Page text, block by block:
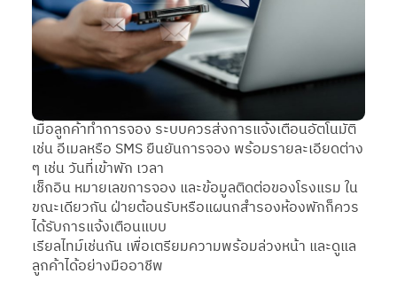
เมื่อลูกค้าทำการจอง ระบบควรส่งการแจ้งเตือนอัตโนมัติ
เช่น อีเมลหรือ SMS ยืนยันการจอง พร้อมรายละเอียดต่าง
ๆ เช่น วันที่เข้าพัก เวลา
เช็กอิน หมายเลขการจอง และข้อมูลติดต่อของโรงแรม ใน
ขณะเดียวกัน ฝ่ายต้อนรับหรือแผนกสำรองห้องพักก็ควร
ได้รับการแจ้งเตือนแบบ
เรียลไทม์เช่นกัน เพื่อเตรียมความพร้อมล่วงหน้า และดูแล
ลูกค้าได้อย่างมืออาชีพ